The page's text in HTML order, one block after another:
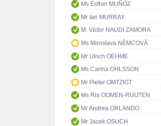
Ms Esther MUÑOZ
Mr Ian MURRAY
M. Víctor NAUDI ZAMORA
Ms Miroslava NĚMCOVÁ
Mr Ulrich OEHME
Ms Carina OHLSSON
Mr Pieter OMTZIGT
Ms Ria OOMEN-RUIJTEN
Mr Andrea ORLANDO
Mr Jacek OSUCH